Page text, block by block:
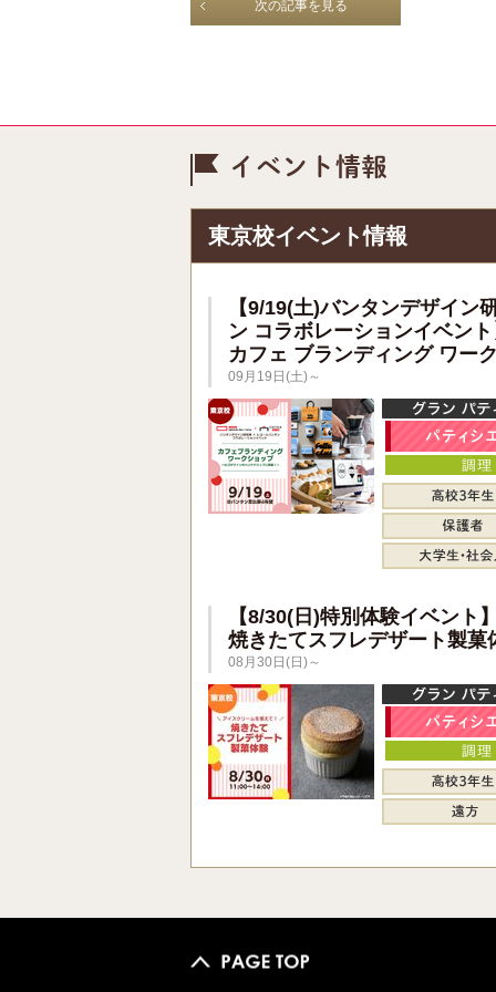
次の記事を見る
東京校イベント情報
【9/19(土)バンタンデザイン
ン コラボレーションイベン
カフェ ブランディング ワー
09月19日(土)～
【8/30(日)特別体験イベント
焼きたてスフレデザート製菓
08月30日(日)～